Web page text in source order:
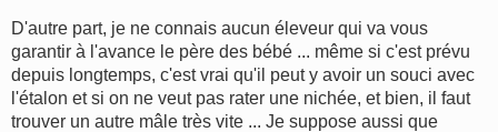
D'autre part, je ne connais aucun éleveur qui va vous
garantir à l'avance le père des bébé ... même si c'est prévu
depuis longtemps, c'est vrai qu'il peut y avoir un souci avec
l'étalon et si on ne veut pas rater une nichée, et bien, il faut
trouver un autre mâle très vite ... Je suppose aussi que